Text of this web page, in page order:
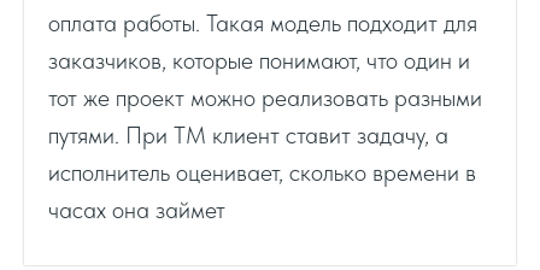
оплата работы. Такая модель подходит для
заказчиков, которые понимают, что один и
тот же проект можно реализовать разными
путями. При TM клиент ставит задачу, а
исполнитель оценивает, сколько времени в
часах она займет